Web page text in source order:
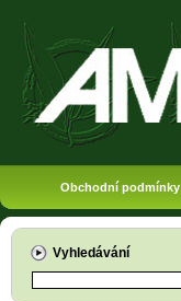
Obchodní podmínky
Vyhledávání